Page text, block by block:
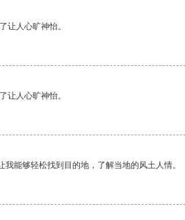
让人心旷神怡。
让人心旷神怡。
能够轻松找到目的地，了解当地的风土人情。